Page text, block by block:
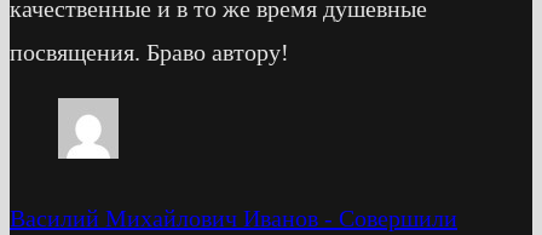
качественные и в то же время душевные
посвящения. Браво автору!
Василий Михайлович Иванов - Cовершили